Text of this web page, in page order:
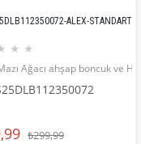
ALEX-STANDART
★ ★
Ağacı ahşap boncuk ve
₺299,99